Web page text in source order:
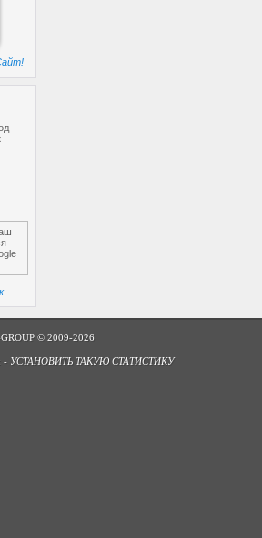
© 2009-2026
- УСТАНОВИТЬ ТАКУЮ СТАТИСТИКУ